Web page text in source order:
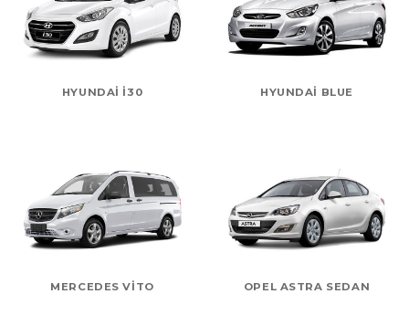
HYUNDAI I30 HYUNDAI BLUE
MERCEDES VITO OPEL ASTRA SEDAN